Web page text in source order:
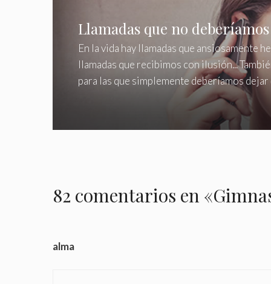
Llamadas que no
En la vida hay llamadas que ansiosamente
llamadas que recibimos con ilusión...
para las que simplemente deberíamos
82 comentarios en
alma